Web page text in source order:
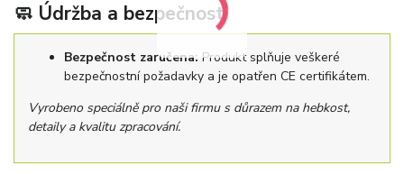
🧼 Údržba a bezpečnost
Bezpečnost zaručena: Produkt splňuje veškeré
bezpečnostní požadavky a je opatřen CE certifikátem.
Vyrobeno speciálně pro naši firmu s důrazem na hebkost,
detaily a kvalitu zpracování.